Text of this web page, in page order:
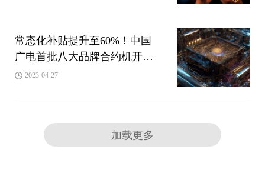
常态化补贴提升至60%！中国
广电首批八大品牌合约机开
售！2023-04-27
加载更多